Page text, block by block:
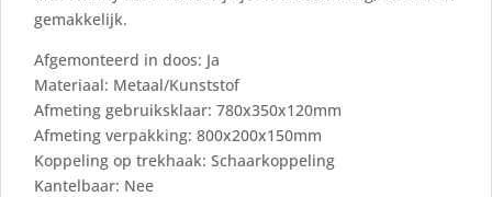
gemakkelijk.
Afgemonteerd in doos: Ja
Materiaal: Metaal/Kunststof
Afmeting gebruiksklaar: 780x350x120mm
Afmeting verpakking: 800x200x150mm
Koppeling op trekhaak: Schaarkoppeling
Kantelbaar: Nee